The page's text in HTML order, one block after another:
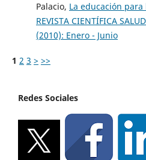
Palacio, La educación
REVISTA CIENTÍFICA
(2010): Enero - Junio
1 2 3 > >>
Redes Sociales